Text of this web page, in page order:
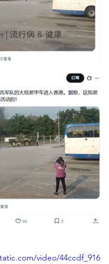
| 流行病 & 健康
video/44ccdf_916